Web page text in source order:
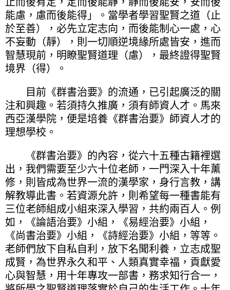
能慮，慮而後能得」。當學者學習聖賢之道（止
於至善），必先立定志向，而後能制心一處，心
不妄動（靜），則一切順逆境緣所處皆安，進而
智慧現前，明瞭聖賢道理（慮），最終證得聖賢
境界（得）。
目前《群書治要》的流通，已引起廣泛的關
注和興趣。若須持久推廣，須有師資人才。馬來
西亞漢學院，便是培養《群書治要》師資人才的
理想學校。
《群書治要》的內容，從六十五種古籍裡選
出，我們需要至少六十位老師，一門深入十年薰
修，則皆成為世界一流的漢學家，身行言教，講
解教導此書。若資源允許，則希望每一種書能有
三位老師組成小組來深入學習，共約兩百人。例
如，《論語治要》小組，《易經治要》小組，
《尚書治要》小組，《詩經治要》小組，等等。
老師們放下自私自利，放下名聞利養，立志成聖
成賢，為世界永久和平、人類真實幸福，貢獻愛
心與智慧，用十年專攻一部書，務求知行合一，